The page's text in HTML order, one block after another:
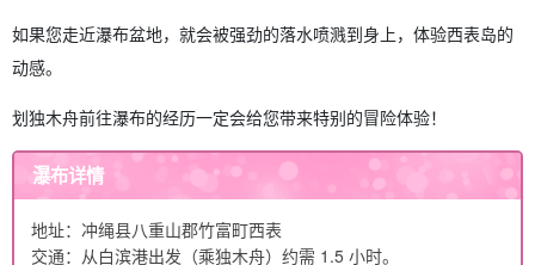
如果您走近瀑布盆地，就会被强劲的落水喷溅到身上，体验西表岛的
动感。
划独木舟前往瀑布的经历一定会给您带来特别的冒险体验！
瀑布详情
地址：冲绳县八重山郡竹富町西表
交通：从白滨港出发（乘独木舟）约需 1.5 小时。